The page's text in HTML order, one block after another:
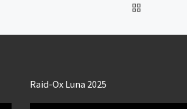
Raid-Ox Luna 2025